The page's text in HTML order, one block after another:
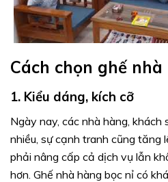
Cách chọn ghế nhà
1. Kiểu dáng, kích cỡ
Ngày nay, các nhà hàng, khách
nhiều, sự cạnh tranh cũng tăng
phải nâng cấp cả dịch vụ lẫn
hơn. Ghế nhà hàng bọc nỉ có